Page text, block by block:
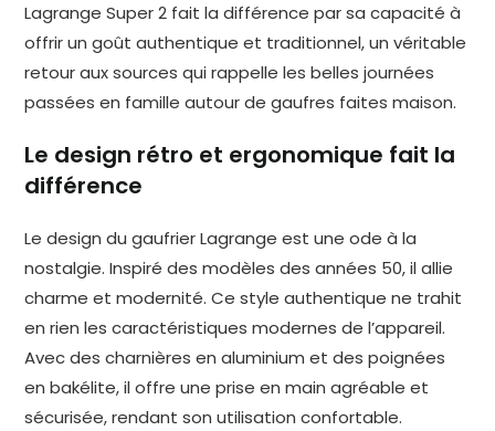
Lagrange Super 2 fait la différence par sa capacité à
offrir un goût authentique et traditionnel, un véritable
retour aux sources qui rappelle les belles journées
passées en famille autour de gaufres faites maison.
Le design rétro et ergonomique fait la
différence
Le design du gaufrier Lagrange est une ode à la
nostalgie. Inspiré des modèles des années 50, il allie
charme et modernité. Ce style authentique ne trahit
en rien les caractéristiques modernes de l’appareil.
Avec des charnières en aluminium et des poignées
en bakélite, il offre une prise en main agréable et
sécurisée, rendant son utilisation confortable.